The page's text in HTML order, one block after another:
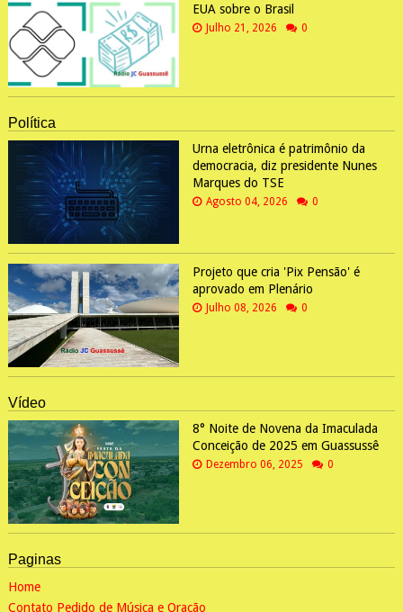
EUA sobre o Brasil
Julho 21, 2026 0
Política
Urna eletrônica é patrimônio da
democracia, diz presidente Nunes
Marques do TSE
Agosto 04, 2026 0
Projeto que cria 'Pix Pensão' é
aprovado em Plenário
Julho 08, 2026 0
Vídeo
8° Noite de Novena da Imaculada
Conceição de 2025 em Guassussê
Dezembro 06, 2025 0
Paginas
Home
Contato Pedido de Música e Oração